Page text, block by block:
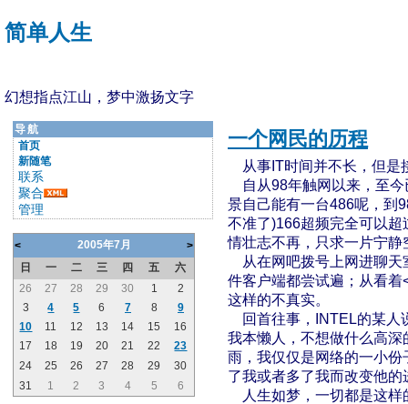
简单人生
幻想指点江山，梦中激扬文字
导航
首页
新随笔
联系
聚合
管理
< 2005年7月
>
日
一 二 三 四 五
六
26
27 28 29 30 1
2
3
4 5 6 7 8
9
10
11 12 13 14 15
16
17
18 19 20 21 22
23
24
25 26 27 28 29
30
31
1 2 3 4 5 6
一个网民的历程
从事IT时间并不长，但是
自从98年触网以来，至今
景自己能有一台486呢，到
不准了)166超频完全可以
情壮志不再，只求一片宁静
从在网吧拨号上网进聊天
件客户端都尝试遍；从看
这样的不真实。
回首往事，INTEL的某人
我本懒人，不想做什么高
雨，我仅仅是网络的一小
了我或者多了我而改变他的
人生如梦，一切都是这样